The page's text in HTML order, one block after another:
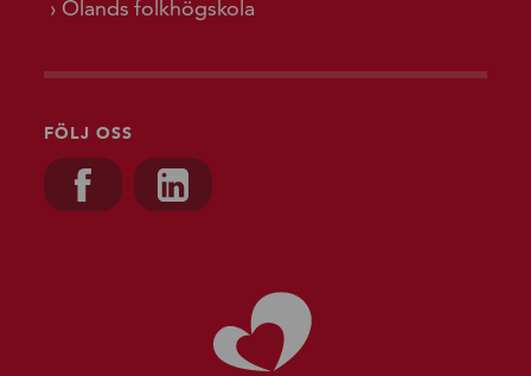
Ölands folkhögskola
FÖLJ OSS
Besök oss på, Facebook
Besök oss på, Linkedin